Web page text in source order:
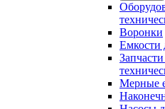
Воронки
Емкости
Мерные